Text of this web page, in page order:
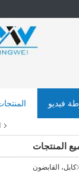
فيديو
المنتجات
كابل، القابضون